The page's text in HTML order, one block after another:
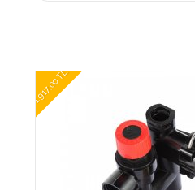
1.917,00 TL